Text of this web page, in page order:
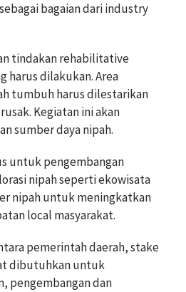
bagaian dari industry
tindakan rehabilitative
harus dilakukan. Area
tumbuh harus dilestarikan
Kegiatan ini akan
sumber daya nipah.
untuk pengembangan
nipah seperti ekowisata
nipah untuk meningkatkan
local masyarakat.
pemerintah daerah, stake
dibutuhkan untuk
pengembangan dan